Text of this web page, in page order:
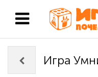
Игра